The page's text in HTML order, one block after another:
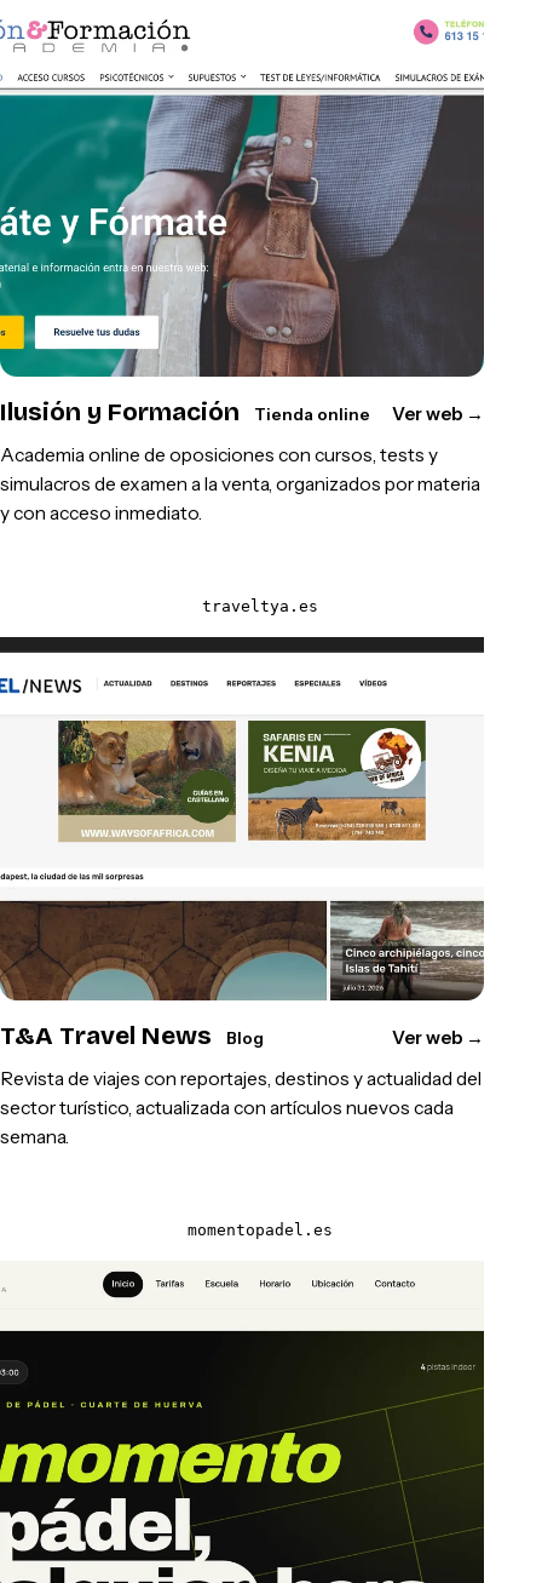
Ilusión y Formación Tienda online Ver web →
Academia online de oposiciones con cursos, tests y
simulacros de examen a la venta, organizados por materia
y con acceso inmediato.
traveltya.es
T&A Travel News Blog Ver web →
Revista de viajes con reportajes, destinos y actualidad del
sector turístico, actualizada con artículos nuevos cada
semana.
momentopadel.es